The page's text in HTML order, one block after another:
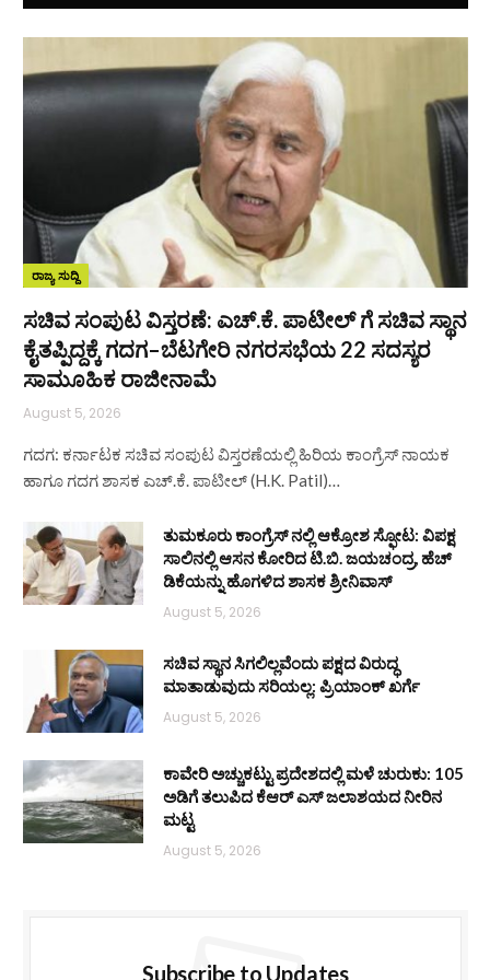
ರಾಜ್ಯ ಸುದ್ದಿ
ಸಚಿವ ಸಂಪುಟ ವಿಸ್ತರಣೆ: ಎಚ್.ಕೆ. ಪಾಟೀಲ್ ಗೆ ಸಚಿವ ಸ್ಥಾನ
ಕೈತಪ್ಪಿದ್ದಕ್ಕೆ ಗದಗ–ಬೆಟಗೇರಿ ನಗರಸಭೆಯ 22 ಸದಸ್ಯರ
ಸಾಮೂಹಿಕ ರಾಜೀನಾಮೆ
August 5, 2026
ಗದಗ: ಕರ್ನಾಟಕ ಸಚಿವ ಸಂಪುಟ ವಿಸ್ತರಣೆಯಲ್ಲಿ ಹಿರಿಯ ಕಾಂಗ್ರೆಸ್ ನಾಯಕ
ಹಾಗೂ ಗದಗ ಶಾಸಕ ಎಚ್.ಕೆ. ಪಾಟೀಲ್ (H.K. Patil)…
ತುಮಕೂರು ಕಾಂಗ್ರೆಸ್ ನಲ್ಲಿ ಆಕ್ರೋಶ ಸ್ಫೋಟ: ವಿಪಕ್ಷ
ಸಾಲಿನಲ್ಲಿ ಆಸನ ಕೋರಿದ ಟಿ.ಬಿ. ಜಯಚಂದ್ರ, ಹೆಚ್
ಡಿಕೆಯನ್ನು ಹೊಗಳಿದ ಶಾಸಕ ಶ್ರೀನಿವಾಸ್
August 5, 2026
ಸಚಿವ ಸ್ಥಾನ ಸಿಗಲಿಲ್ಲವೆಂದು ಪಕ್ಷದ ವಿರುದ್ಧ
ಮಾತಾಡುವುದು ಸರಿಯಲ್ಲ: ಪ್ರಿಯಾಂಕ್ ಖರ್ಗೆ
August 5, 2026
ಕಾವೇರಿ ಅಚ್ಚುಕಟ್ಟು ಪ್ರದೇಶದಲ್ಲಿ ಮಳೆ ಚುರುಕು: 105
ಅಡಿಗೆ ತಲುಪಿದ ಕೆಆರ್ ಎಸ್ ಜಲಾಶಯದ ನೀರಿನ
ಮಟ್ಟ
August 5, 2026
Subscribe to Updates